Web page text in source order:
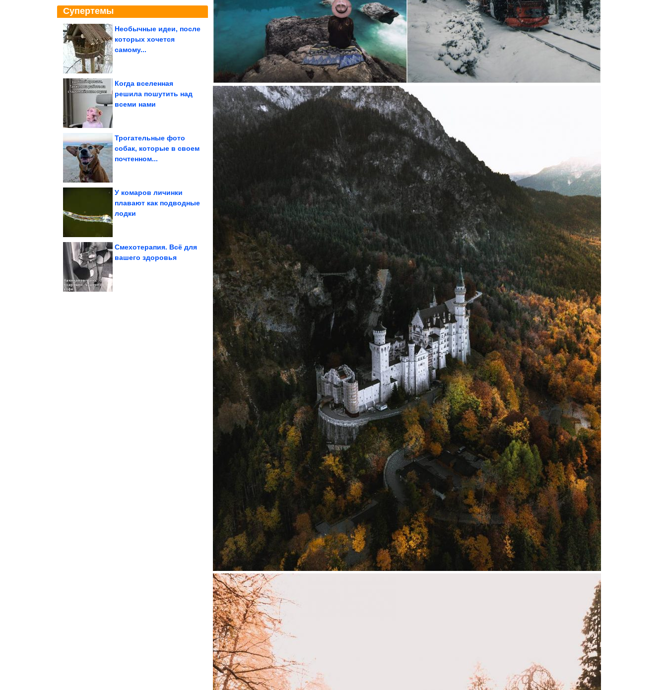
Супертемы
Необычные идеи, после
которых хочется
самому...
Причёски в стиле old
выходят из моды...
Когда вселенная
решила пошутить над
всеми нами
Трогательные фото
собак, которые в своем
почтенном...
У комаров личинки
плавают как подводные
лодки
Как просто и красиво
Смехотерапия. Всё для
вашего здоровья